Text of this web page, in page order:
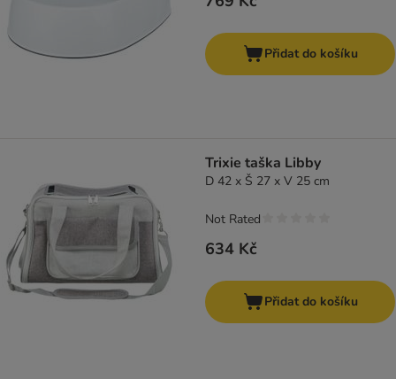
Přidat do košíku
Trixie taška Libby
D 42 x Š 27 x V 25 cm
634 Kč
Not Rated
Přidat do košíku